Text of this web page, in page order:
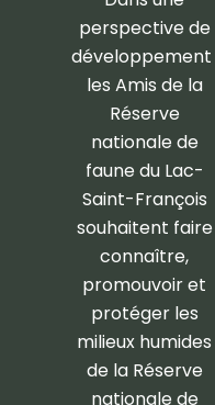
perspective de
développement
les Amis de la
Réserve
nationale de
faune du Lac-
Saint-François
souhaitent faire
connaître,
promouvoir et
protéger les
milieux humides
de la Réserve
nationale de